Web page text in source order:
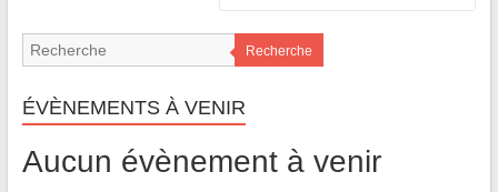
Recherche
ÉVÈNEMENTS À VENIR
Aucun évènement à venir